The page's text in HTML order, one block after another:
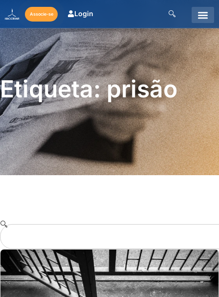
Associe-se Login
Etiqueta: prisão